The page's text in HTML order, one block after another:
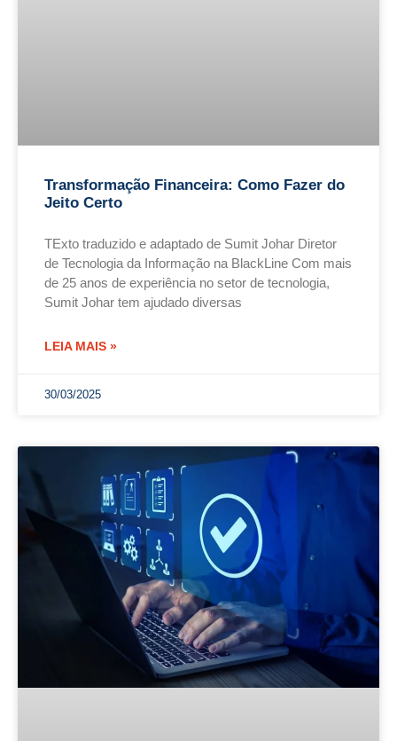
Transformação Financeira: Como Fazer do
Jeito Certo
TExto traduzido e adaptado de Sumit Johar Diretor
de Tecnologia da Informação na BlackLine Com mais
de 25 anos de experiência no setor de tecnologia,
Sumit Johar tem ajudado diversas
LEIA MAIS »
30/03/2025